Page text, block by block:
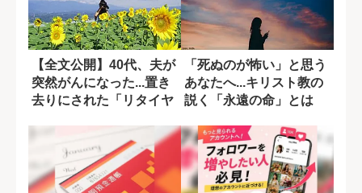
【全文公開】40代、夫が
突然がんになった...置き
去りにされた「リタイヤ
「死ぬのが怖い」と思う
あなたへ...キリスト教の
説く「永遠の命」とは